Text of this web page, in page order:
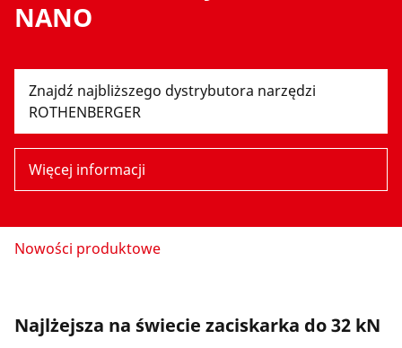
Firma i kariera
NANO
Znajdź najbliższego dystrybutora narzędzi
ROTHENBERGER
Więcej informacji
Nowości produktowe
Najlżejsza na świecie zaciskarka do 32 kN